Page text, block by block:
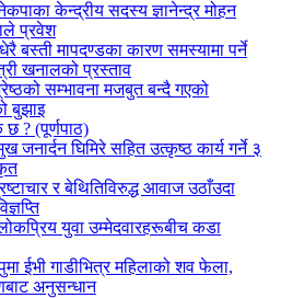
केन्द्रीय सदस्य ज्ञानेन्द्र मोहन
प्रवेश
बस्ती मापदण्डका कारण समस्यामा पर्ने
खनालको प्रस्ताव
सम्भावना मजबुत बन्दै गएको
बुझाइ
छ ? (पूर्णपाठ)
जनार्दन घिमिरे सहित उत्कृष्ठ कार्य गर्ने ३
र बेथितिविरुद्ध आवाज उठाँउदा
युवा उम्मेदवारहरूबीच कडा
ईभी गाडीभित्र महिलाको शव फेला,
अनुसन्धान